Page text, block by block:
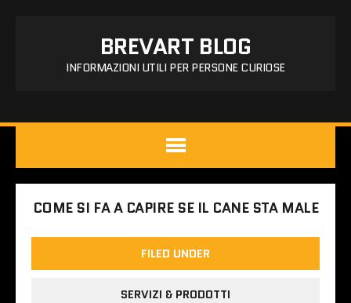
BREVART BLOG
INFORMAZIONI UTILI PER PERSONE CURIOSE
COME SI FA A CAPIRE SE IL CANE STA MALE
FILED UNDER
SERVIZI & PRODOTTI